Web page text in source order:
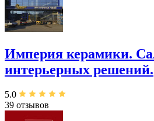
Империя керамики.
интерьерных решений.
5.0
39 отзывов